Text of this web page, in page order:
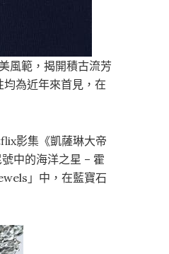
風範，揭開積古流芳
為近年來首見，在
影集《凱薩琳大帝
中的海洋之星 – 霍
」中，在藍寶石